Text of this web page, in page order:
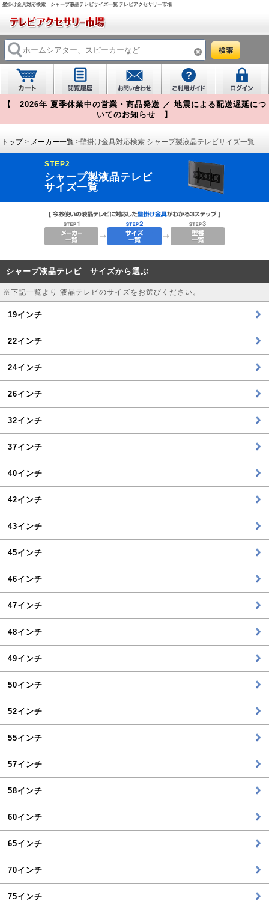
壁掛け金具対応検索 シャープ液晶テレビサイズ一覧 テレビアクセサリー市場
【 2026年 夏季休業中の営業・商品発送 ／ 地震による配送遅延につ
いてのお知らせ 】
トップ> メーカー一覧 >壁掛け金具対応検索 シャープ製液晶テレビサイズ一覧
STEP2
シャープ製液晶テレビ
サイズ一覧
シャープ液晶テレビ サイズから選ぶ
※下記一覧より 液晶テレビのサイズをお選びください。
19インチ
22インチ
24インチ
26インチ
32インチ
37インチ
40インチ
42インチ
43インチ
45インチ
46インチ
47インチ
48インチ
49インチ
50インチ
52インチ
55インチ
57インチ
58インチ
60インチ
65インチ
70インチ
75インチ